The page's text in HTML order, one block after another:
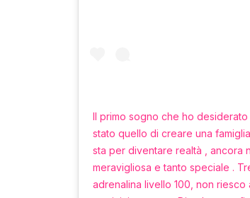
Il primo sogno che ho
stato quello di creare una
sta per diventare realtà , ancora
meravigliosa e tanto speciale .
adrenalina livello 100, non riesco